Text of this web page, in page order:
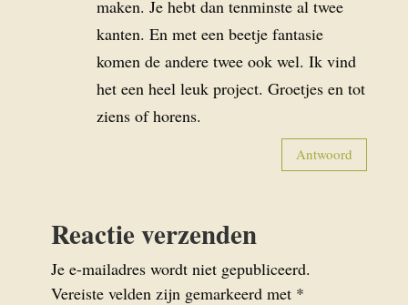
maken. Je hebt dan tenminste al twee
kanten. En met een beetje fantasie
komen de andere twee ook wel. Ik vind
het een heel leuk project. Groetjes en tot
ziens of horens.
Antwoord
Reactie verzenden
Je e-mailadres wordt niet gepubliceerd.
Vereiste velden zijn gemarkeerd met *